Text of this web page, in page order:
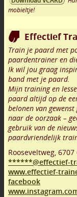
mobieltje!
Effectief
Train je paard met
paardentrainer en
Ik wil jou graag
band met je paard.
Mijn training en
paard altijd op de
belonen van
naar de oorzaak –
gebruik van de
paardvriendelijk
Rooseveltweg, 6707
******@effectief-
www.effectief-
facebook